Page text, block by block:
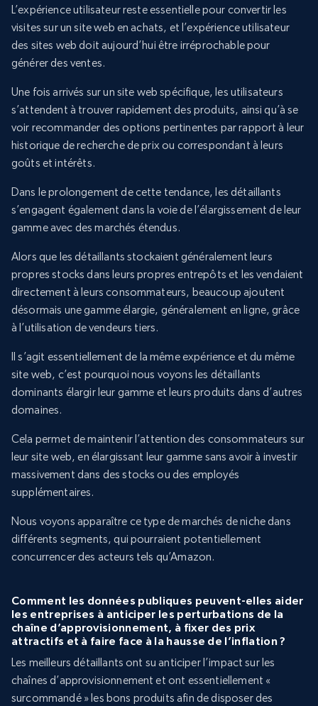
L’expérience utilisateur reste essentielle pour convertir les
visites sur un site web en achats, et l’expérience utilisateur
des sites web doit aujourd’hui être irréprochable pour
générer des ventes.
Une fois arrivés sur un site web spécifique, les utilisateurs
s’attendent à trouver rapidement des produits, ainsi qu’à se
voir recommander des options pertinentes par rapport à leur
historique de recherche de prix ou correspondant à leurs
goûts et intérêts.
Dans le prolongement de cette tendance, les détaillants
s’engagent également dans la voie de l’élargissement de leur
gamme avec des marchés étendus.
Alors que les détaillants stockaient généralement leurs
propres stocks dans leurs propres entrepôts et les vendaient
directement à leurs consommateurs, beaucoup ajoutent
désormais une gamme élargie, généralement en ligne, grâce
à l’utilisation de vendeurs tiers.
Il s’agit essentiellement de la même expérience et du même
site web, c’est pourquoi nous voyons les détaillants
dominants élargir leur gamme et leurs produits dans d’autres
domaines.
Cela permet de maintenir l’attention des consommateurs sur
leur site web, en élargissant leur gamme sans avoir à investir
massivement dans des stocks ou des employés
supplémentaires.
Nous voyons apparaître ce type de marchés de niche dans
différents segments, qui pourraient potentiellement
concurrencer des acteurs tels qu’Amazon.
Comment les données publiques peuvent-elles aider
les entreprises à anticiper les perturbations de la
chaîne d’approvisionnement, à fixer des prix
attractifs et à faire face à la hausse de l’inflation ?
Les meilleurs détaillants ont su anticiper l’impact sur les
chaînes d’approvisionnement et ont essentiellement «
surcommandé » les bons produits afin de disposer des